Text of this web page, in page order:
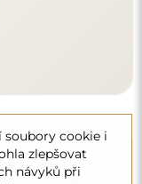
soubory cookie i
zlepšovat
návyků při